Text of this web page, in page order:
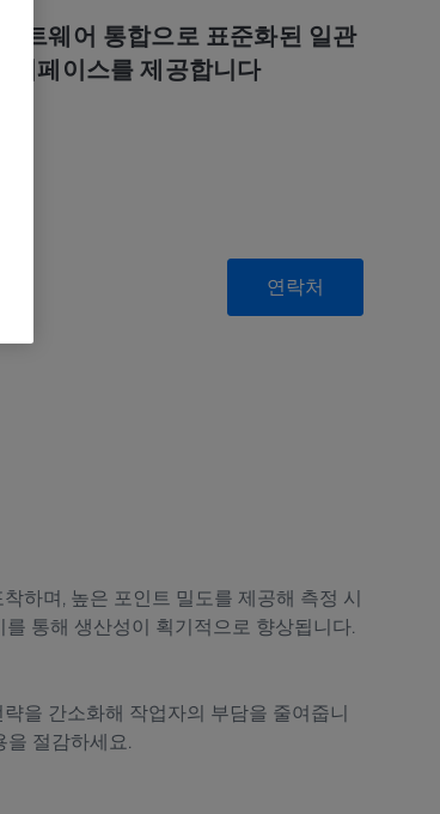
프트웨어 통합으로 표준화된 일관
터페이스를 제공합니다
연락처
하며, 높은 포인트 밀도를 제공해 측정 시
통해 생산성이 획기적으로 향상됩니다.
을 간소화해 작업자의 부담을 줄여줍니
을 절감하세요.